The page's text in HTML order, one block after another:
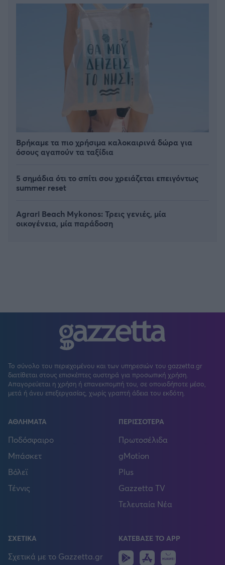
Βρήκαμε τα πιο χρήσιμα καλοκαιρινά δώρα για
όσους αγαπούν τα ταξίδια
5 σημάδια ότι το σπίτι σου χρειάζεται επειγόντως
summer reset
Agrari Beach Mykonos: Τρεις γενιές, μία
οικογένεια, μία παράδοση
Το σύνολο του περιεχομένου και των υπηρεσιών του gazzetta.gr
διατίθεται στους επισκέπτες αυστηρά για προσωπική χρήση.
Απαγορεύεται η χρήση ή επανεκπομπή του, σε οποιοδήποτε μέσο,
μετά ή άνευ επεξεργασίας, χωρίς γραπτή άδεια του εκδότη.
ΑΘΛΗΜΑΤΑ
Ποδόσφαιρο
Μπάσκετ
Βόλεϊ
Τέννις
ΠΕΡΙΣΣΟΤΕΡΑ
Πρωτοσέλιδα
gMotion
Plus
Gazzetta TV
Τελευταία Νέα
ΣΧΕΤΙΚΑ
Σχετικά με το Gazzetta.gr
ΚΑΤΕΒΑΣΕ ΤΟ APP
Android
IOS